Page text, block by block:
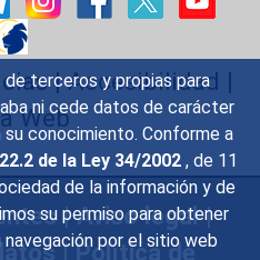
terceros y propias para
ni cede datos de carácter
conocimiento. Conforme a
de la Ley 34/2002 , de 11
de la información y de
su permiso para obtener
por el sitio web
|Accesibilidad |
Web
|Aviso legal|
|Política de